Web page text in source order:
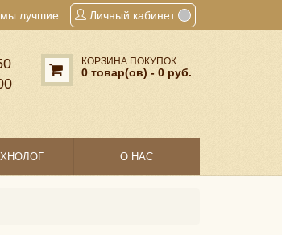
лучшие Личный кабинет
КОРЗИНА ПОКУПОК
0 товар(ов) - 0 руб.
О НАС